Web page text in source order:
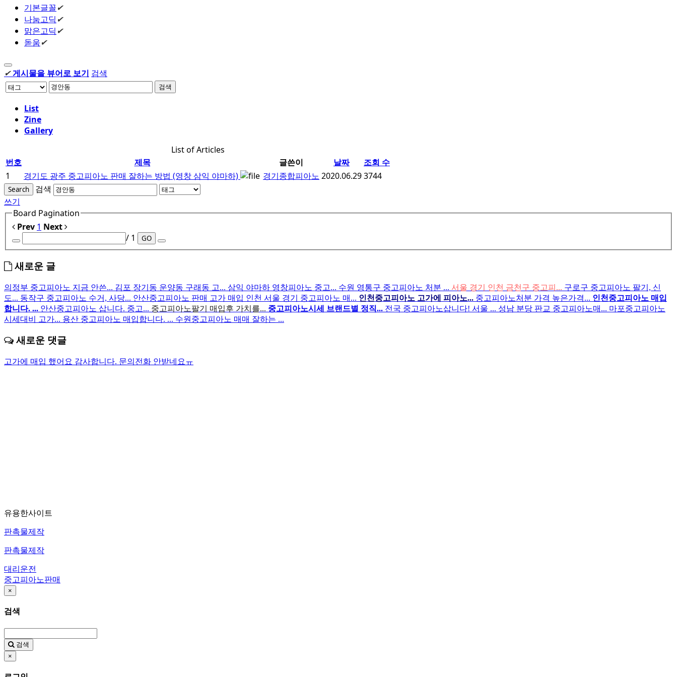
기본글꼴✔
나눔고딕 ✔
맑은고딕 ✔
돋움✔
✔게시물을 뷰어로 보기 검색
검색
List
Zine
Gallery
List of Articles
번호
제목 글쓴이 날짜
조회 수
1
경기도 광주 중고피아노 판매 잘하는 방법 (영창 삼익 야마하) 경기종합피아노 2020.06.293744
Search
검색
쓰기
Board Pagination
Prev 1 Next
/ 1
GO
새로운 글
의정부 중고피아노 지금 안쓴... 김포 장기동 운양동 구래동 고... 삼익 야마하 영창피아노 중고... 수원 영통구 중고피아노 처분 ... 서울 경기 인천 금천구 중고피... 구로구 중고피아노 팔기, 신
도... 동작구 중고피아노 수거, 사당... 안산중고피아노 판매 고가 매입 인천 서울 경기 중고피아노 매... 인천중고피아노 고가에 피아노... 중고피아노처분 가격 높은가격... 인천중고피아노 매입
합니다. ... 안산중고피아노 삽니다. 중고... 중고피아노팔기 매입후 가치를... 중고피아노시세 브랜드별 정직... 전국 중고피아노삽니다! 서울 ... 성남 분당 판교 중고피아노매... 마포중고피아노
시세대비 고가... 용산 중고피아노 매입합니다. ... 수원중고피아노 매매 잘하는 ...
새로운 댓글
고가에 매입 했어요 감사합니다. 문의전화 안받네요ㅠ
유용한사이트
판촉물제작
판촉물제작
대리운전
중고피아노판매
×
검색
검색
×